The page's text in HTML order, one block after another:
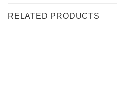
RELATED PRODUCTS